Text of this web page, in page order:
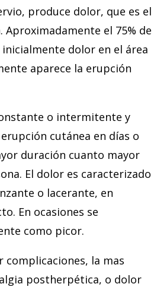
produce dolor, que es el
Aproximadamente el 75% de
dolor en el área
aparece la erupción
o intermitente y
cutánea en días o
duración cuanto mayor
El dolor es caracterizado
o lacerante, en
En ocasiones se
como picor.
complicaciones, la mas
postherpética, o dolor